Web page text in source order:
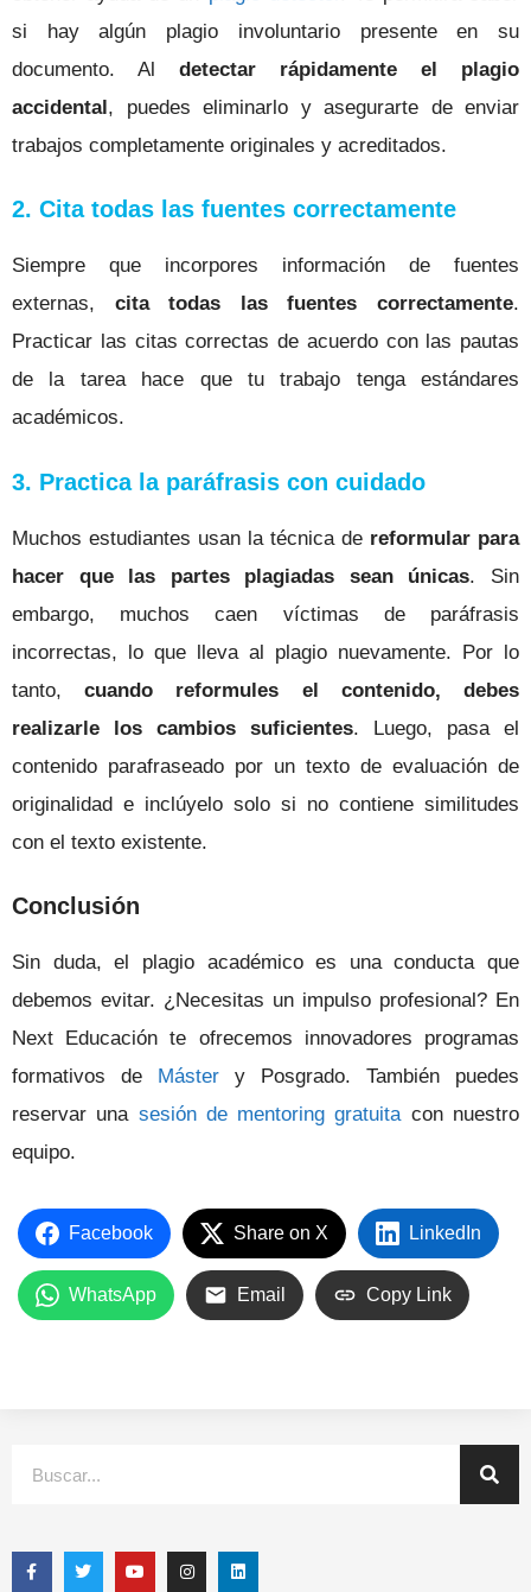
si hay algún plagio involuntario presente en su
documento. Al detectar rápidamente el plagio
accidental, puedes eliminarlo y asegurarte de enviar
trabajos completamente originales y acreditados.
2. Cita todas las fuentes correctamente
Siempre que incorpores información de fuentes
externas, cita todas las fuentes correctamente.
Practicar las citas correctas de acuerdo con las pautas
de la tarea hace que tu trabajo tenga estándares
académicos.
3. Practica la paráfrasis con cuidado
Muchos estudiantes usan la técnica de reformular para
hacer que las partes plagiadas sean únicas. Sin
embargo, muchos caen víctimas de paráfrasis
incorrectas, lo que lleva al plagio nuevamente. Por lo
tanto,cuando reformules el contenido, debes
realizarle los cambios suficientes. Luego, pasa el
contenido parafraseado por un texto de evaluación de
originalidad e inclúyelo solo si no contiene similitudes
con el texto existente.
Conclusión
Sin duda, el plagio académico es una conducta que
debemos evitar. ¿Necesitas un impulso profesional? En
Next Educación te ofrecemos innovadores programas
formativos de
Máster y Posgrado. También puedes
reservar una sesión de mentoring gratuitacon nuestro
equipo.
Facebook Share on X LinkedIn
WhatsApp Email Copy Link